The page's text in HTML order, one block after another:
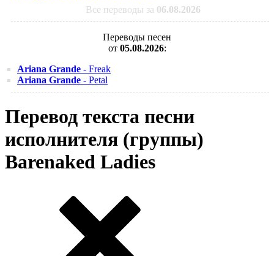
Все переводы за 06.08.2026
Переводы песен
от 05.08.2026:
Ariana Grande - Freak
Ariana Grande - Petal
Перевод текста песни
исполнителя (группы)
Barenaked Ladies